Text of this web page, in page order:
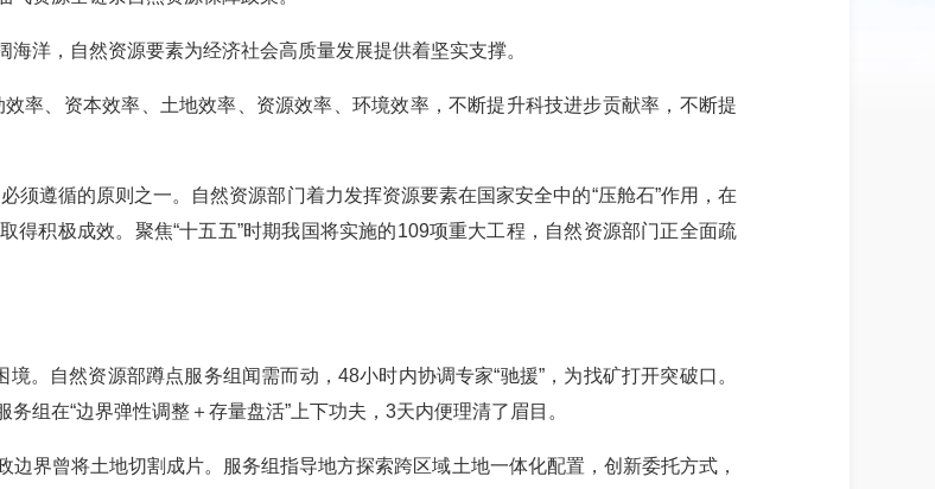
洋，自然资源要素为经济社会高质量发展提供着坚实支撑。
率、资本效率、土地效率、资源效率、环境效率，不断提升科技进步贡献率，不断提
须遵循的原则之一。自然资源部门着力发挥资源要素在国家安全中的“压舱石”作用，在
得积极成效。聚焦“十五五”时期我国将实施的109项重大工程，自然资源部门正全面疏
。自然资源部蹲点服务组闻需而动，48小时内协调专家“驰援”，为找矿打开突破口。
组在“边界弹性调整＋存量盘活”上下功夫，3天内便理清了眉目。
界曾将土地切割成片。服务组指导地方探索跨区域土地一体化配置，创新委托方式，